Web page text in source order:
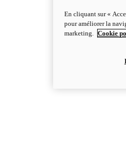
En cliquant sur «
pour améliorer la
marketing.
Cookie